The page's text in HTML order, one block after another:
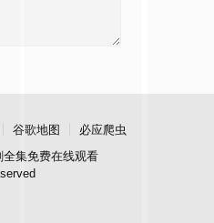
谷歌地图
必应爬虫
集免费在线观看